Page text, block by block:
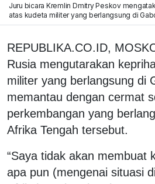
Juru bicara Kremlin Dmitry Peskov
atas kudeta militer yang berlangsung di
REPUBLIKA.CO.ID,
Rusia mengutarakan
militer yang berlangsung di
memantau dengan cermat
perkembangan yang
Afrika Tengah tersebut.
“Saya tidak akan membuat
apa pun (mengenai situasi